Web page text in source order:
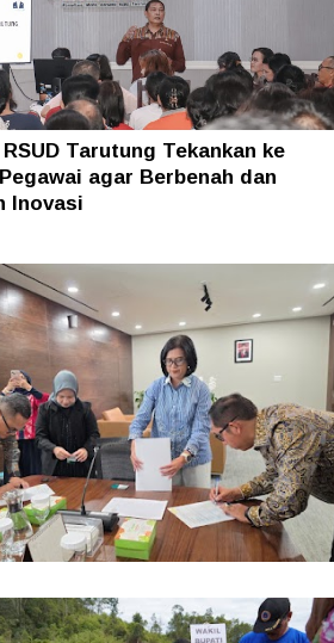
Tarutung Tekankan ke
agar Berbenah dan
Inovasi
Restrukturisasi Pinjaman
15 Tahun‎